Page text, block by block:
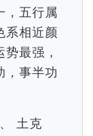
，五行属
系相近颜
最强，
，事半功
土克